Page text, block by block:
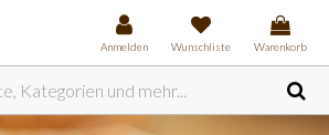
Anmelden Wunschliste Warenkorb